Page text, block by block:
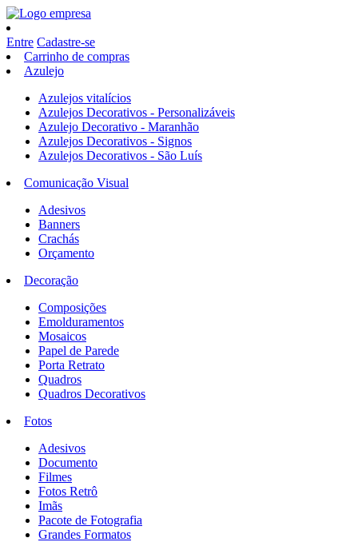
Entre Cadastre-se
Carrinho de compras
Azulejo
Azulejos vitalícios
Azulejos Decorativos - Personalizáveis
Azulejo Decorativo - Maranhão
Azulejos Decorativos - Signos
Azulejos Decorativos - São Luís
Comunicação Visual
Adesivos
Banners
Crachás
Orçamento
Decoração
Composições
Emolduramentos
Mosaicos
Papel de Parede
Porta Retrato
Quadros
Quadros Decorativos
Fotos
Adesivos
Documento
Filmes
Fotos Retrô
Imãs
Pacote de Fotografia
Grandes Formatos